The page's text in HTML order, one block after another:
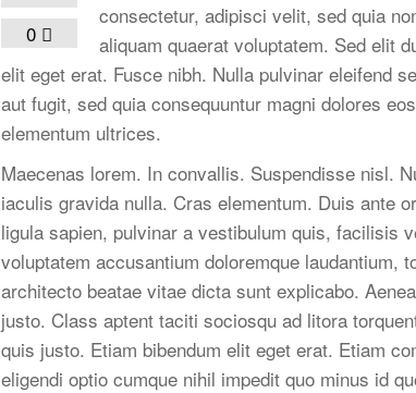
0
consectetur, adipisci velit, sed quia
aliquam quaerat voluptatem. Sed elit
elit eget erat. Fusce nibh. Nulla pulvinar eleifend
aut fugit, sed quia consequuntur magni dolores
elementum ultrices.
Maecenas lorem. In convallis. Suspendisse nisl.
iaculis gravida nulla. Cras elementum. Duis ante
ligula sapien, pulvinar a vestibulum quis, facilisis
voluptatem accusantium doloremque laudantium,
architecto beatae vitae dicta sunt explicabo.
justo. Class aptent taciti sociosqu ad litora
quis justo. Etiam bibendum elit eget erat. Etiam
eligendi optio cumque nihil impedit quo minus id